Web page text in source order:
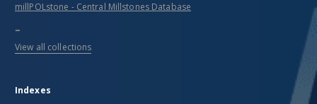
millPOLstone - Central Millstones Database
...
View all collections
Indexes